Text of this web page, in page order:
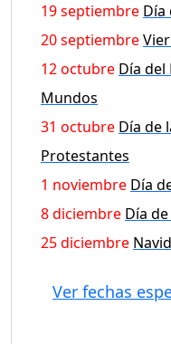
19 septiembre Día
20 septiembre
12 octubre Día
Mundos
31 octubre Día de
Protestantes
1 noviembre Día
8 diciembre Día
25 diciembre
Ver fechas